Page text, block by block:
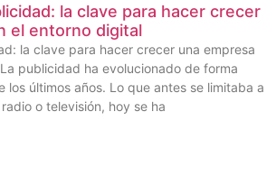
la clave para hacer crecer
el entorno digital
la clave para hacer crecer una empresa
publicidad ha evolucionado de forma
los últimos años. Lo que antes se limitaba a
o televisión, hoy se ha